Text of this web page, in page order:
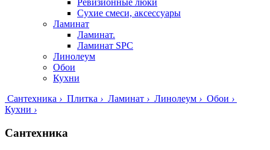
Сухие смеси, аксессуары
Ламинат
Ламинат.
Ламинат SPC
Линолеум
Обои
Кухни
Сантехника › Плитка › Ламинат › Линолеум › Обои ›
Кухни ›
Сантехника